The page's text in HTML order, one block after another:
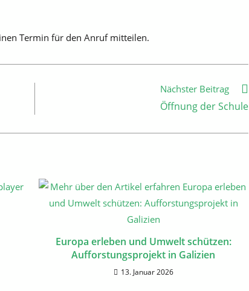
Termin für den Anruf mitteilen.
Nächster Beitrag
Öffnung der Schule
Europa erleben und Umwelt schützen:
Aufforstungsprojekt in Galizien
13. Januar 2026